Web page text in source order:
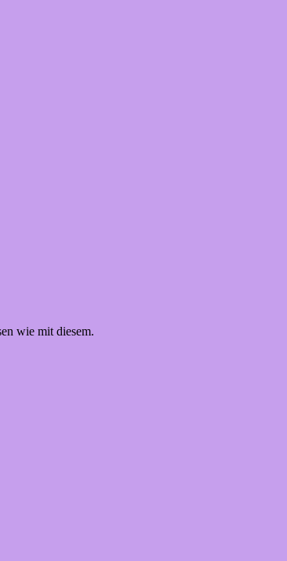
wie mit diesem.